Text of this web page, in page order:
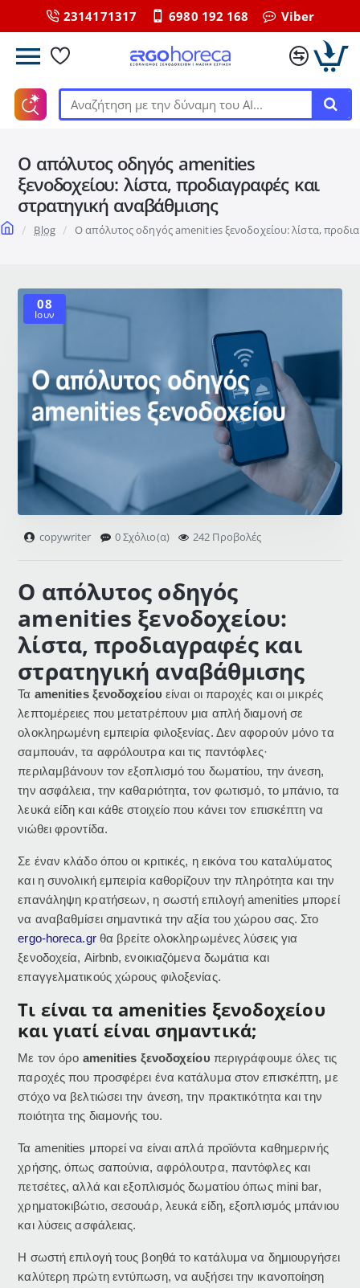
2314171317 6980 192 168 Viber
Αναζήτηση
δύναμη
του
ΑΙ...
Ο απόλυτος οδηγός amenities
ξενοδοχείου: λίστα, προδιαγραφές και
στρατηγική αναβάθμισης
homeBlog Ο απόλυτος οδηγός amenities ξενοδοχείου: λίστα,
08
Ιουν
copywriter 0 Σχόλιο(α) 242 Προβολές
Ο απόλυτος οδηγός
amenities ξενοδοχείου:
λίστα, προδιαγραφές και
στρατηγική αναβάθμισης
Τα amenities ξενοδοχείου είναι οι παροχές και οι μικρές
λεπτομέρειες που μετατρέπουν μια απλή διαμονή σε
ολοκληρωμένη εμπειρία φιλοξενίας. Δεν αφορούν μόνο τα
σαμπουάν, τα αφρόλουτρα και τις παντόφλες·
περιλαμβάνουν τον εξοπλισμό του δωματίου, την άνεση,
την ασφάλεια, την καθαριότητα, τον φωτισμό, το μπάνιο, τα
λευκά είδη και κάθε στοιχείο που κάνει τον επισκέπτη να
νιώθει φροντίδα.
Σε έναν κλάδο όπου οι κριτικές, η εικόνα του καταλύματος
και η συνολική εμπειρία καθορίζουν την πληρότητα και την
επανάληψη κρατήσεων, η σωστή επιλογή amenities μπορεί
να αναβαθμίσει σημαντικά την αξία του χώρου σας. Στο
ergo-horeca.grθα βρείτε ολοκληρωμένες λύσεις για
ξενοδοχεία, Airbnb, ενοικιαζόμενα δωμάτια και
επαγγελματικούς χώρους φιλοξενίας.
Τι είναι τα amenities ξενοδοχείου
και γιατί είναι σημαντικά;
Με τον όρο amenities ξενοδοχείου περιγράφουμε όλες τις
παροχές που προσφέρει ένα κατάλυμα στον επισκέπτη, με
στόχο να βελτιώσει την άνεση, την πρακτικότητα και την
ποιότητα της διαμονής του.
Τα amenities μπορεί να είναι απλά προϊόντα καθημερινής
χρήσης, όπως σαπούνια, αφρόλουτρα, παντόφλες και
πετσέτες, αλλά και εξοπλισμός δωματίου όπως mini bar,
χρηματοκιβώτιο, σεσουάρ, λευκά είδη, εξοπλισμός μπάνιου
και λύσεις ασφάλειας.
Η σωστή επιλογή τους βοηθά το κατάλυμα να δημιουργήσει
καλύτερη πρώτη εντύπωση, να αυξήσει την ικανοποίηση